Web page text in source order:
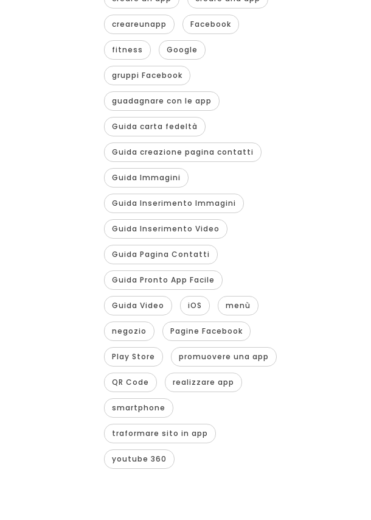
creareunapp Facebook
fitness Google
gruppi Facebook
guadagnare con le app
Guida carta fedeltà
Guida creazione pagina contatti
Guida Immagini
Guida Inserimento Immagini
Guida Inserimento Video
Guida Pagina Contatti
Guida Pronto App Facile
Guida Video iOS menù
negozio Pagine Facebook
Play Store promuovere una app
QR Code realizzare app
smartphone
traformare sito in app
youtube 360